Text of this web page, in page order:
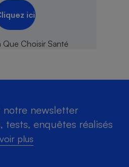
ici
notre newsletter
tests, enquêtes réalisés
plus